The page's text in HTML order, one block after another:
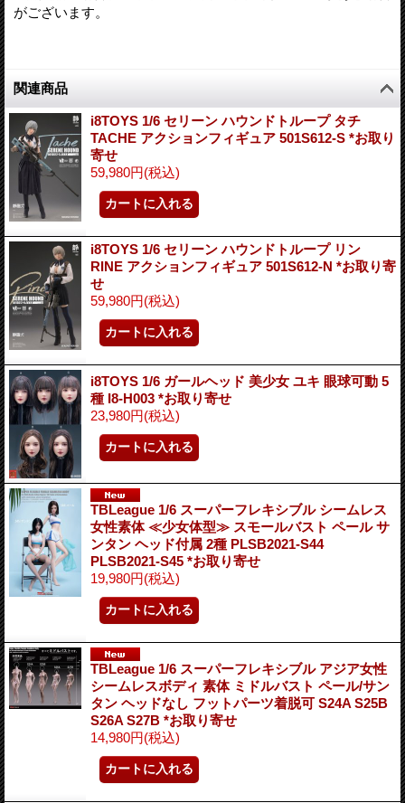
がございます。
関連商品
i8TOYS 1/6 セリーン ハウンドトループ タチ
TACHE アクションフィギュア 501S612-S *お取り
寄せ
59,980円(税込)
i8TOYS 1/6 セリーン ハウンドトループ リン
RINE アクションフィギュア 501S612-N *お取り寄
せ
59,980円(税込)
i8TOYS 1/6 ガールヘッド 美少女 ユキ 眼球可動 5
種 I8-H003 *お取り寄せ
23,980円(税込)
TBLeague 1/6 スーパーフレキシブル シームレス
女性素体 ≪少女体型≫ スモールバスト ペール サ
ンタン ヘッド付属 2種 PLSB2021-S44
PLSB2021-S45 *お取り寄せ
19,980円(税込)
TBLeague 1/6 スーパーフレキシブル アジア女性
シームレスボディ 素体 ミドルバスト ペール/サン
タン ヘッドなし フットパーツ着脱可 S24A S25B
S26A S27B *お取り寄せ
14,980円(税込)